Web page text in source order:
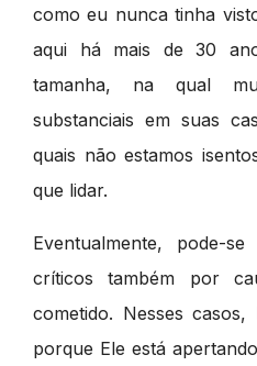
como eu nunca tinha
aqui há mais de 30
tamanha, na qual
substanciais em suas
quais não estamos
que lidar.
Eventualmente, pode-
críticos também por
cometido. Nesses
porque Ele está